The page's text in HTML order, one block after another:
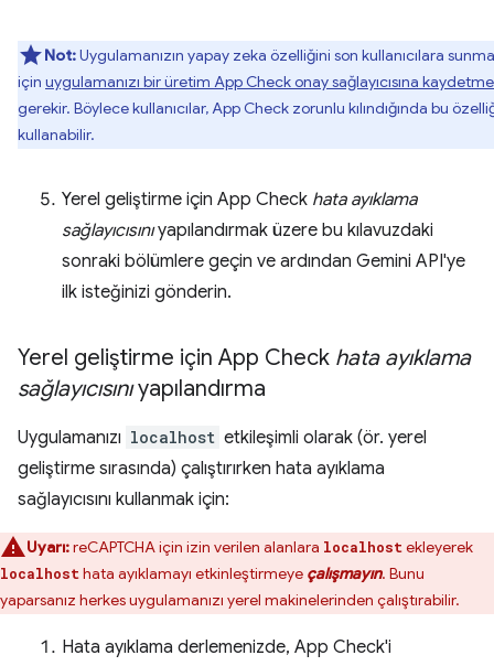
Not:Uygulamanızın yapay zeka özelliğini son kullanıcılara
için uygulamanızı bir üretim App Check onay sağlayıcısına
gerekir. Böylece kullanıcılar, App Check zorunlu kılındığında bu
kullanabilir.
Yerel geliştirme için App Check hata ayıklama
sağlayıcısınıyapılandırmak üzere bu kılavuzdaki
sonraki bölümlere geçin ve ardından Gemini API'ye
ilk isteğinizi gönderin.
Yerel geliştirme için App Check hata ayıklama
sağlayıcısınıyapılandırma
Uygulamanızı localhost etkileşimli olarak (ör. yerel
geliştirme sırasında) çalıştırırken hata ayıklama
sağlayıcısını kullanmak için:
Uyarı:reCAPTCHA için izin verilen alanlara localhost ekleyerek
localhost hata ayıklamayı etkinleştirmeye çalışmayın. Bunu
yaparsanız herkes uygulamanızı yerel makinelerinden çalıştırabilir.
Hata ayıklama derlemenizde, App Check'i